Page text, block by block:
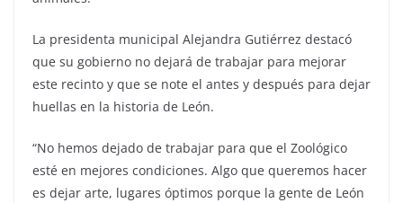
La presidenta municipal Alejandra Gutiérrez destacó
que su gobierno no dejará de trabajar para mejorar
este recinto y que se note el antes y después para dejar
huellas en la historia de León.
“No hemos dejado de trabajar para que el Zoológico
esté en mejores condiciones. Algo que queremos hacer
es dejar arte, lugares óptimos porque la gente de León